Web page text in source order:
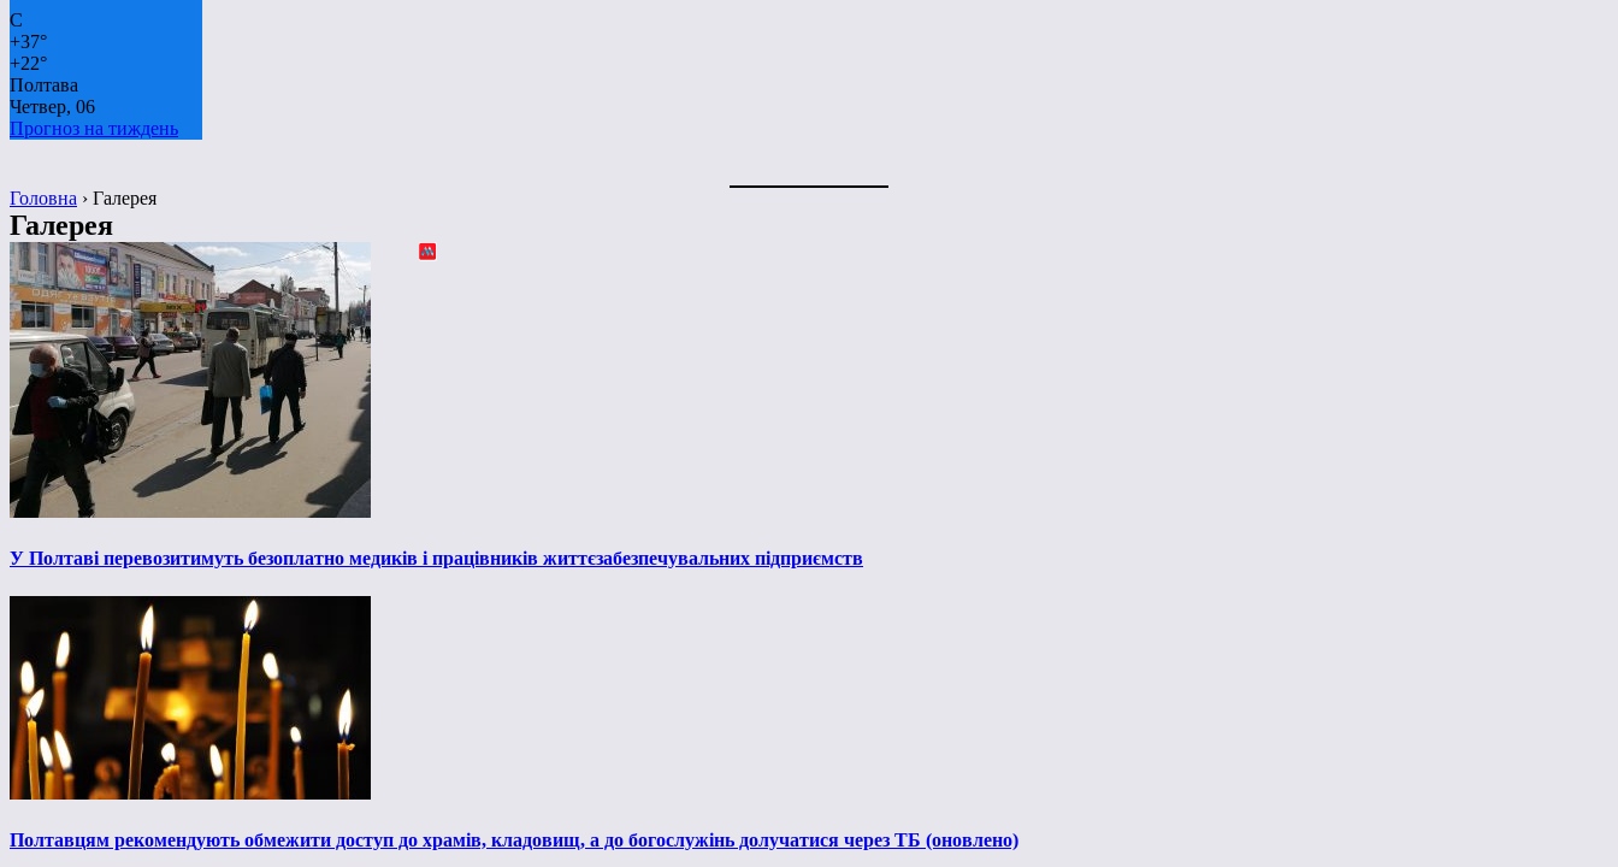
C
+37°
+22°
Полтава
Четвер, 06
Прогноз на тиждень
Головна › Галерея
Галерея
У Полтаві перевозитимуть безоплатно медиків і працівників життєзабезпечувальних підприємств
Полтавцям рекомендують обмежити доступ до храмів, кладовищ, а до богослужінь долучатися через ТБ (оновлено)